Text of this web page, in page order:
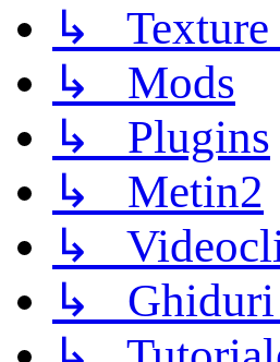
↳ Texture
↳ Mods
↳ Plugins
↳ Metin2
↳
↳ Ghiduri